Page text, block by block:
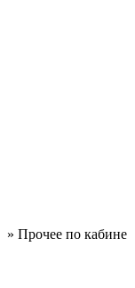
» Прочее по кабине